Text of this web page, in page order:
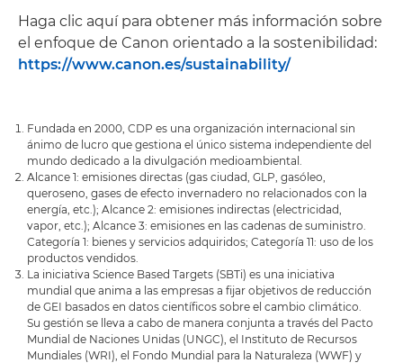
Haga clic aquí para obtener más información sobre
el enfoque de Canon orientado a la sostenibilidad:
https://www.canon.es/sustainability/
Fundada en 2000, CDP es una organización internacional sin
ánimo de lucro que gestiona el único sistema independiente del
mundo dedicado a la divulgación medioambiental.
Alcance 1: emisiones directas (gas ciudad, GLP, gasóleo,
queroseno, gases de efecto invernadero no relacionados con la
energía, etc.); Alcance 2: emisiones indirectas (electricidad,
vapor, etc.); Alcance 3: emisiones en las cadenas de suministro.
Categoría 1: bienes y servicios adquiridos; Categoría 11: uso de los
productos vendidos.
La iniciativa Science Based Targets (SBTi) es una iniciativa
mundial que anima a las empresas a fijar objetivos de reducción
de GEI basados en datos científicos sobre el cambio climático.
Su gestión se lleva a cabo de manera conjunta a través del Pacto
Mundial de Naciones Unidas (UNGC), el Instituto de Recursos
Mundiales (WRI), el Fondo Mundial para la Naturaleza (WWF) y